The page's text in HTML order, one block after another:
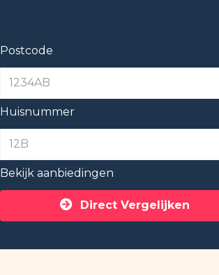
Postcode
Huisnummer
Bekijk aanbiedingen
Direct Vergelijken